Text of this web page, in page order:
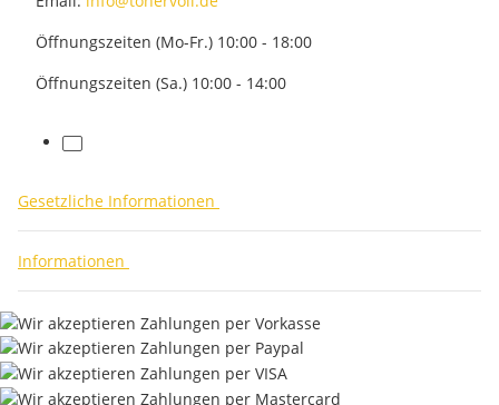
Öffnungszeiten (Mo-Fr.) 10:00 - 18:00
Öffnungszeiten (Sa.) 10:00 - 14:00
facebook
Gesetzliche Informationen
Informationen